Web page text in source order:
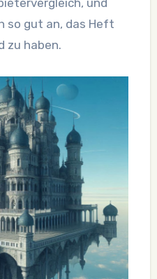
und
so gut an, das Heft
zu haben.